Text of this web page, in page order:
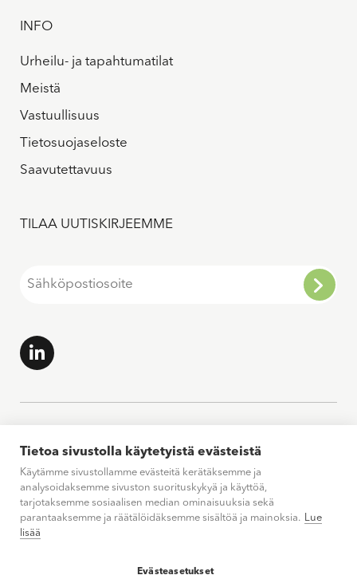
Tietoa sivustolla käytetyistä evästeistä
Käytämme sivustollamme evästeitä kerätäksemme ja
analysoidaksemme sivuston suorituskykyä ja käyttöä,
tarjotaksemme sosiaalisen median ominaisuuksia sekä
parantaaksemme ja räätälöidäksemme sisältöä ja mainoksia. Lue
lisää
Evästeasetukset
INFO
Urheilu- ja tapahtumatilat
Meistä
Vastuullisuus
Tietosuojaseloste
Saavutettavuus
TILAA UUTISKIRJEEMME